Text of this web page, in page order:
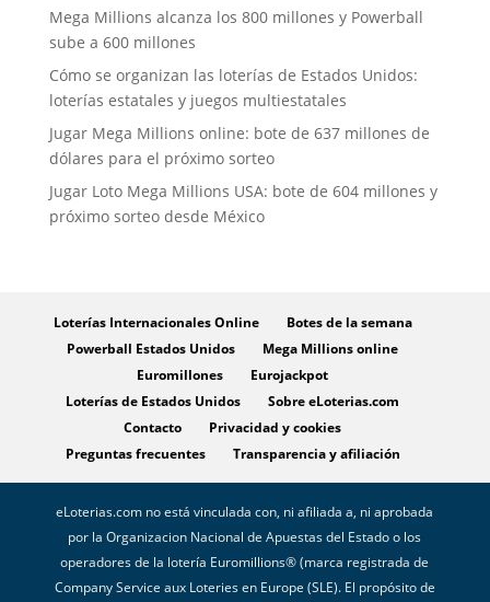
Mega Millions alcanza los 800 millones y Powerball
sube a 600 millones
Cómo se organizan las loterías de Estados Unidos:
loterías estatales y juegos multiestatales
Jugar Mega Millions online: bote de 637 millones de
dólares para el próximo sorteo
Jugar Loto Mega Millions USA: bote de 604 millones y
próximo sorteo desde México
Loterías Internacionales Online
Botes de la semana
Powerball Estados Unidos
Mega Millions online
Euromillones
Eurojackpot
Loterías de Estados Unidos
Sobre eLoterias.com
Contacto
Privacidad y cookies
Preguntas frecuentes
Transparencia y afiliación
eLoterias.com no está vinculada con, ni afiliada a, ni aprobada
por la Organizacion Nacional de Apuestas del Estado o los
operadores de la lotería Euromillions® (marca registrada de
Company Service aux Loteries en Europe (SLE). El propósito de